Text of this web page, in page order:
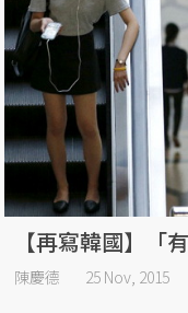
【再寫韓國】「
陳慶德 25 Nov, 2015